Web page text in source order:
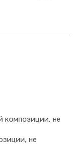
композиции, не
не